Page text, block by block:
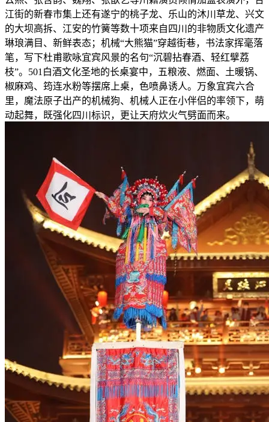
江街的新春市集上还有遂宁的桃子龙、乐山的沐川草龙、兴文
的大坝高拆、江安的竹簧等数十项来自四川的非物质文化遗产
琳琅满目、新鲜表态；机械“大熊猫”穿越街巷，书法家挥毫落
笔，写下杜甫歌咏宜宾风景的名句“沉碧拈春酒、轻红擘荔
枝”。501白酒文化圣地的长桌宴中，五粮液、燃面、土暖锅、
椒麻鸡、筠连水粉等摆席上桌，色喷鼻诱人。万象宜宾六合
里，魔法原子出产的机械狗、机械人正在小伴侣的率领下，萌
动起舞，既强化四川标识，更让天府炊火气劈面而来。